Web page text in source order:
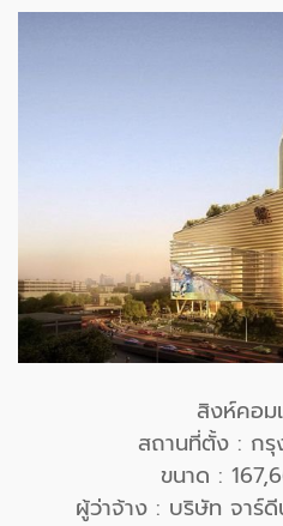
สิงห์คอม
สถานที่ตั้ง : กรุ
ขนาด :
ผู้ว่าจ้าง : บริษัท จาร์